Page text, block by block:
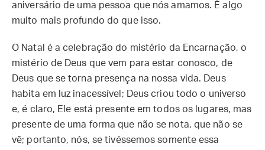
aniversário de uma pessoa que nós amamos. É algo
muito mais profundo do que isso.
O Natal é a celebração do mistério da Encarnação, o
mistério de Deus que vem para estar conosco, de
Deus que se torna presença na nossa vida. Deus
habita em luz inacessível; Deus criou todo o universo
e, é claro, Ele está presente em todos os lugares, mas
presente de uma forma que não se nota, que não se
vê; portanto, nós, se tivéssemos somente essa